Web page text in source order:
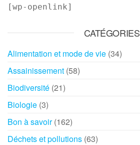
[wp-openlink]
CATÉGORIES
Alimentation et mode de vie (34)
Assainissement (58)
Biodiversité (21)
Biologie (3)
Bon à savoir(162)
Déchets et pollutions (63)